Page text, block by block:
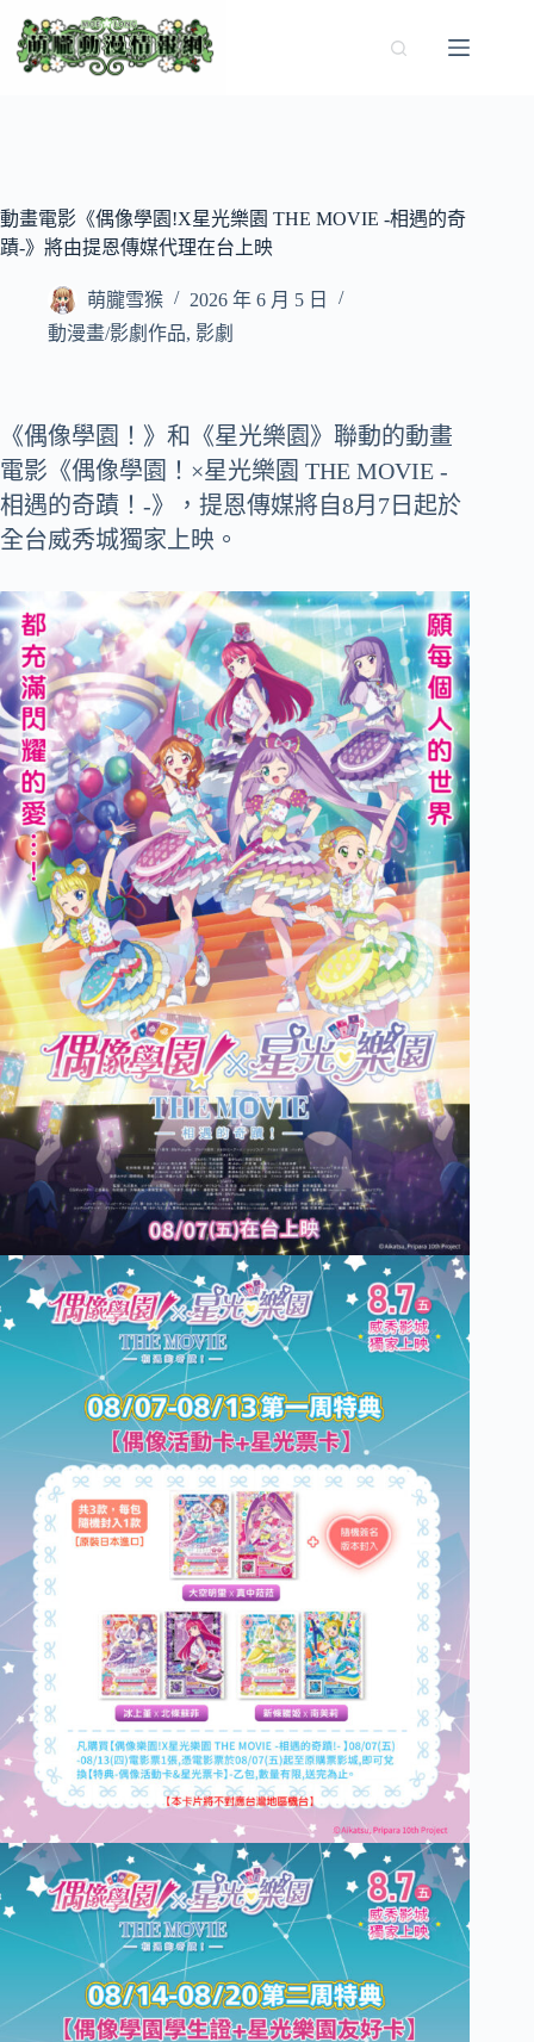
至
動畫電影《偶像學園!X星光樂園 THE MOVIE -相遇的奇
蹟-》將由提恩傳媒代理在台上映
萌朧雪猴
2026 年 6 月 5 日
動漫畫/影劇作品, 影劇
《偶像學園！》和《星光樂園》聯動的動畫
電影《偶像學園！×星光樂園 THE MOVIE -
相遇的奇蹟！-》，提恩傳媒將自8月7日起於
全台威秀城獨家上映。